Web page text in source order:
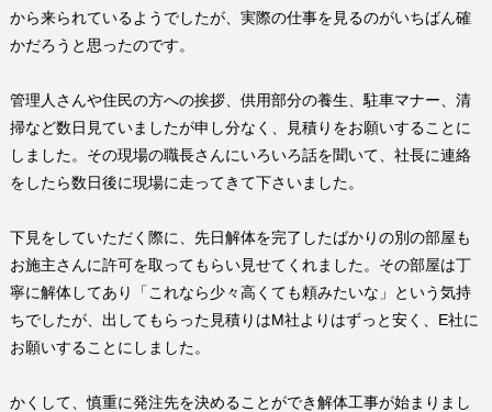
から来られているようでしたが、実際の仕事を見るのがいちばん確
かだろうと思ったのです。
管理人さんや住民の方への挨拶、供用部分の養生、駐車マナー、清
掃など数日見ていましたが申し分なく、見積りをお願いすることに
しました。その現場の職長さんにいろいろ話を聞いて、社長に連絡
をしたら数日後に現場に走ってきて下さいました。
下見をしていただく際に、先日解体を完了したばかりの別の部屋も
お施主さんに許可を取ってもらい見せてくれました。その部屋は丁
寧に解体してあり「これなら少々高くても頼みたいな」という気持
ちでしたが、出してもらった見積りはM社よりはずっと安く、 E社に
お願いすることにしました。
かくして、慎重に発注先を決めることができ解体工事が始まりまし